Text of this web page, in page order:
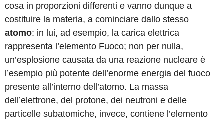
cosa in proporzioni differenti e vanno dunque a
costituire la materia, a cominciare dallo stesso
atomo: in lui, ad esempio, la carica elettrica
rappresenta l’elemento Fuoco; non per nulla,
un’esplosione causata da una reazione nucleare è
l’esempio più potente dell’enorme energia del fuoco
presente all’interno dell’atomo. La massa
dell’elettrone, del protone, dei neutroni e delle
particelle subatomiche, invece, contiene l’elemento